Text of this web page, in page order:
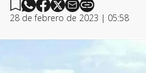
28 de febrero de 2023 | 05:58